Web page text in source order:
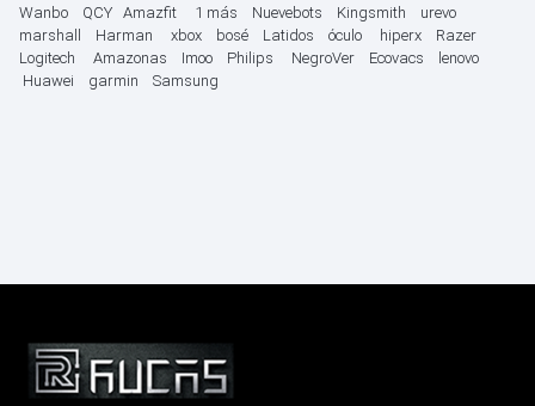
Wanbo QCY Amazfit 1 más Nuevebots Kingsmith urevo
marshall Harman xbox bosé Latidos óculo hiperx Razer
Logitech
Amazonas Imoo Philips NegroVer Ecovacs
lenovo
Huawei garmin Samsung